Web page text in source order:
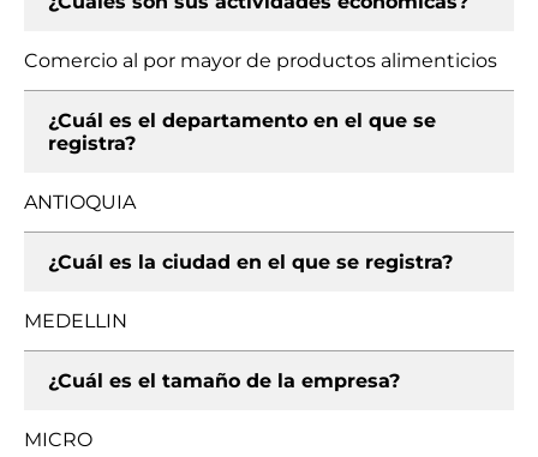
Comercio al por mayor de productos alimenticios
¿Cuál es el departamento en el que se
registra?
ANTIOQUIA
¿Cuál es la ciudad en el que se registra?
MEDELLIN
¿Cuál es el tamaño de la empresa?
MICRO